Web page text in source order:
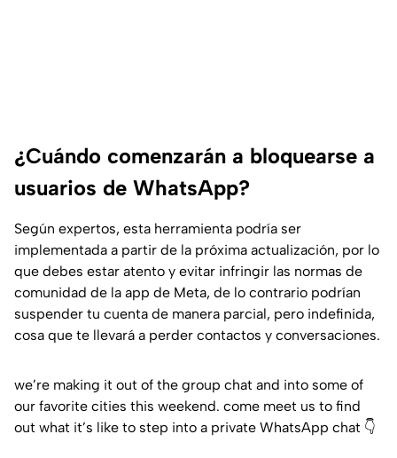
¿Cuándo comenzarán a bloquearse a
usuarios de WhatsApp?
Según expertos, esta herramienta podría ser
implementada a partir de la próxima actualización, por lo
que debes estar atento y evitar infringir las normas de
comunidad de la app de Meta, de lo contrario podrían
suspender tu cuenta de manera parcial, pero indefinida,
cosa que te llevará a perder contactos y conversaciones.
we’re making it out of the group chat and into some of
our favorite cities this weekend. come meet us to find
out what it’s like to step into a private WhatsApp chat 👇